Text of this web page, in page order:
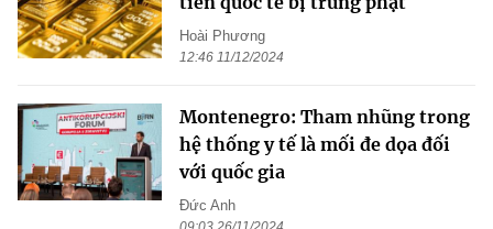
Hoài Phương
12:46 11/12/2024
Montenegro: Tham nhũng trong
hệ thống y tế là mối đe dọa đối
với quốc gia
Đức Anh